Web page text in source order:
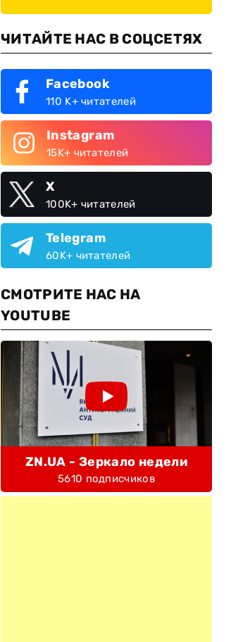
ЧИТАЙТЕ НАС В СОЦСЕТЯХ
Facebook
110 K+ читателей
Instagram
15K+ читателей
X
100K+ читателей
Telegram
60K+ читателей
СМОТРИТЕ НАС НА
YOUTUBE
ZN.UA - Зеркало недели
5610 подписчиков